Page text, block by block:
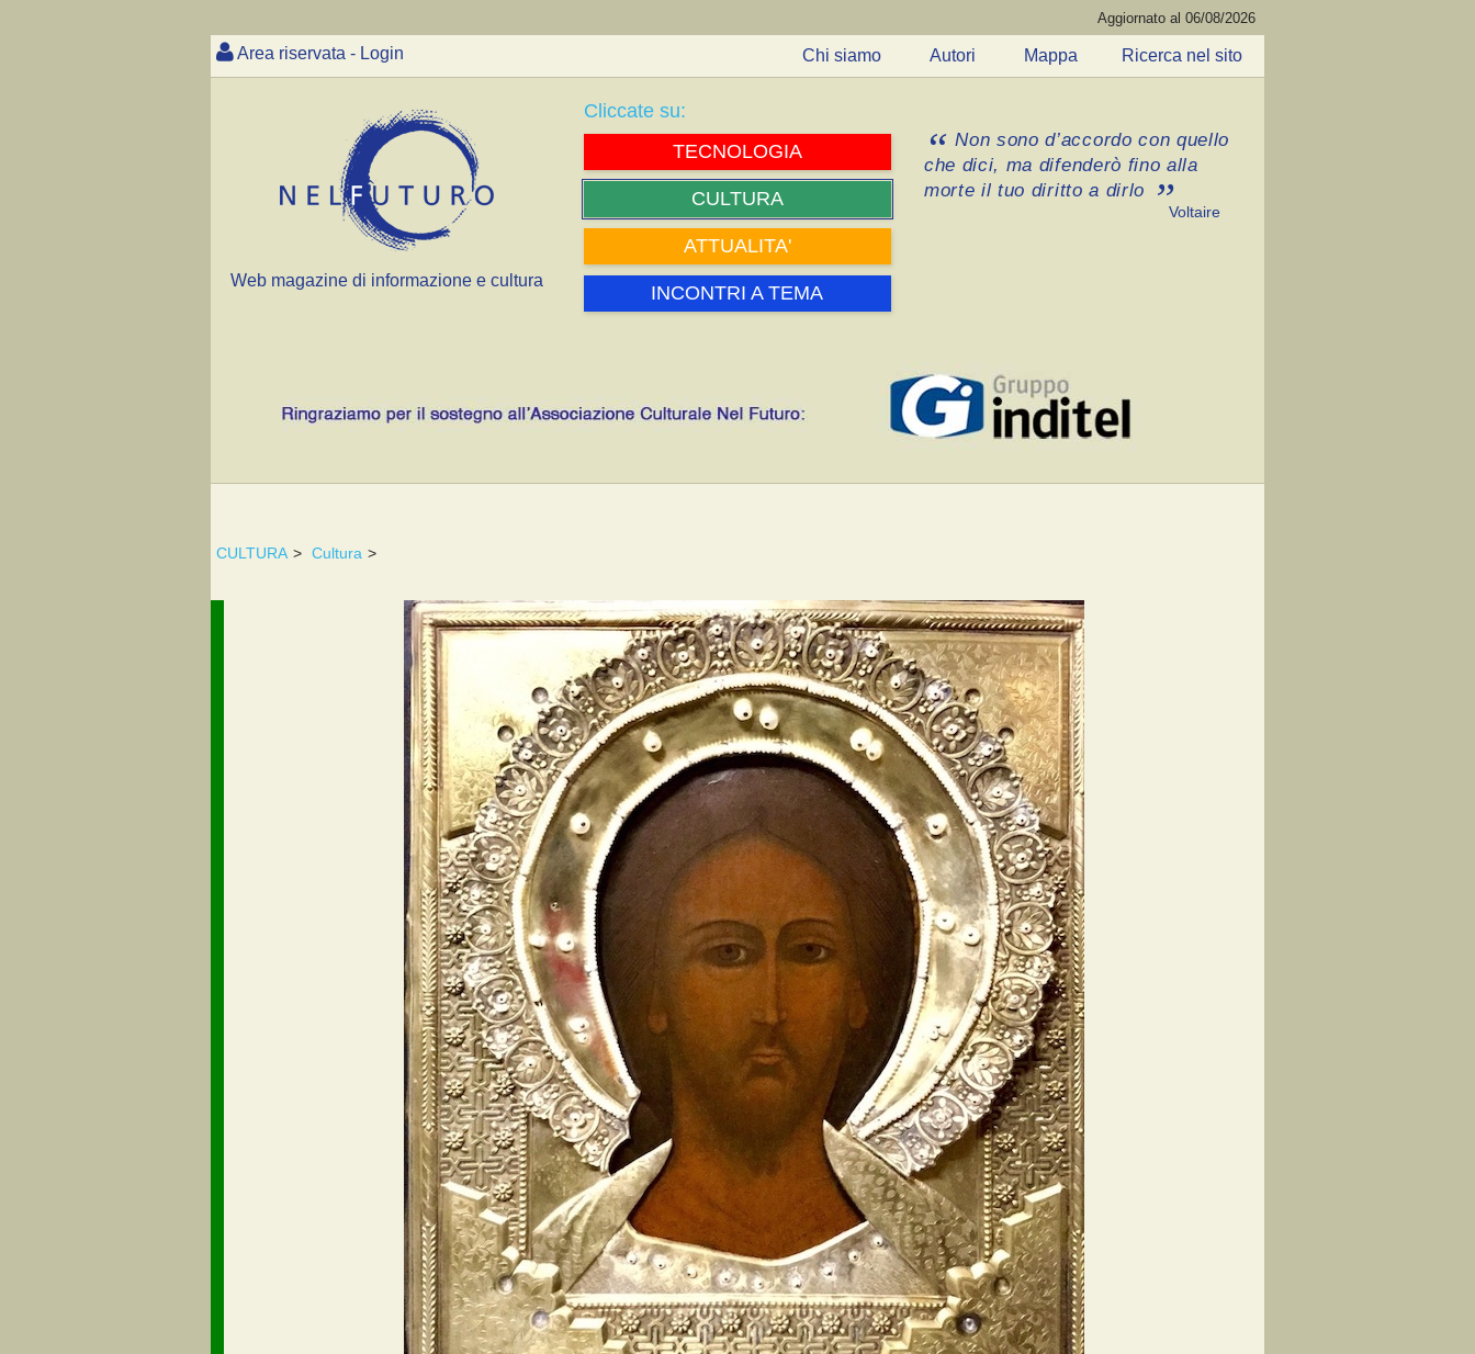
Aggiornato al 06/08/2026
Area riservata - Login Chi siamo Autori Mappa Ricerca nel sito
Web magazine di informazione e cultura
Cliccate su:
TECNOLOGIA
CULTURA
ATTUALITA'
INCONTRI A TEMA
Non sono d’accordo con quello
che dici, ma difenderò fino alla
morte il tuo diritto a dirlo
Voltaire
CULTURA > Cultura >